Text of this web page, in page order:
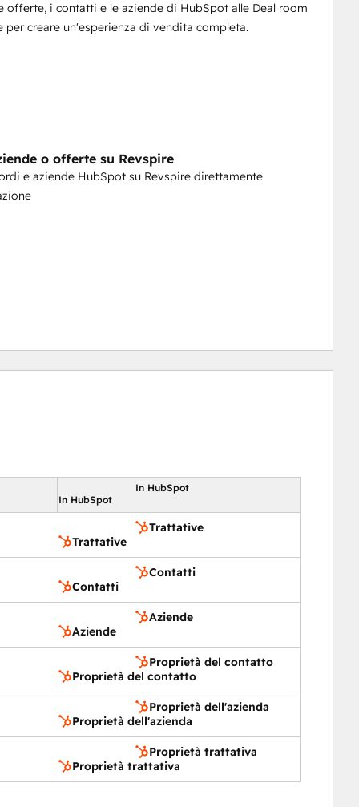
offerte, i contatti e le aziende di HubSpot alle Deal room
per creare un'esperienza di vendita completa.
o offerte su Revspire
e aziende HubSpot su Revspire direttamente
In HubSpot
In HubSpot
Trattative
Trattative
Contatti
Contatti
Aziende
Aziende
Proprietà del contatto
Proprietà del contatto
Proprietà dell'azienda
Proprietà dell'azienda
Proprietà trattativa
Proprietà trattativa